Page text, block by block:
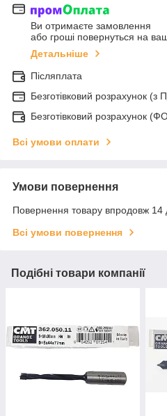
Ви отримаєте замовлення
або гроші повернуться на
Детальніше
Післяплата
Безготівковий розрахунок (з
Безготівковий розрахунок
Всі умови оплати
Умови повернення
Повернення товару впродовж 14
Всі умови повернення
Подібні товари компанії